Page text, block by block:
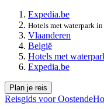
Expedia.be
Hotels met waterpark in
Vlaanderen
België
Hotels met
Expedia.be
Plan je reis
Reisgids voor Oostende